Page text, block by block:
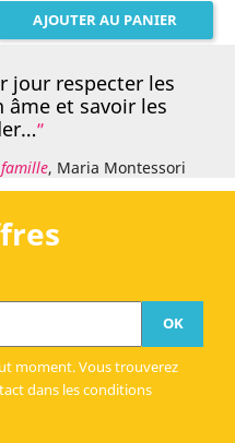
AJOUTER AU PANIER
jour respecter les
âme et savoir les
famille, Maria Montessori
moment. Vous trouverez
dans les conditions